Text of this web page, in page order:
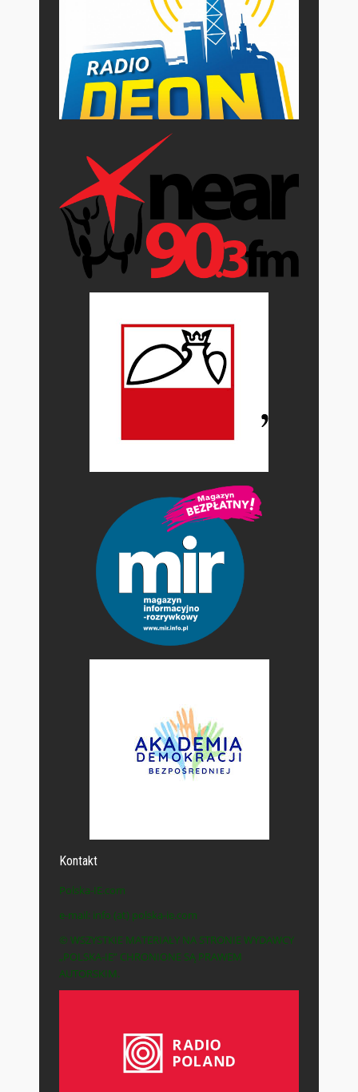
Kontakt
Polska-IE.com
e-mail: info (at) polska-ie.com
© WSZYSTKIE MATERIAŁY NA STRONIE WYDAWCY
„POLSKA-IE” CHRONIONE SĄ PRAWEM
AUTORSKIM.